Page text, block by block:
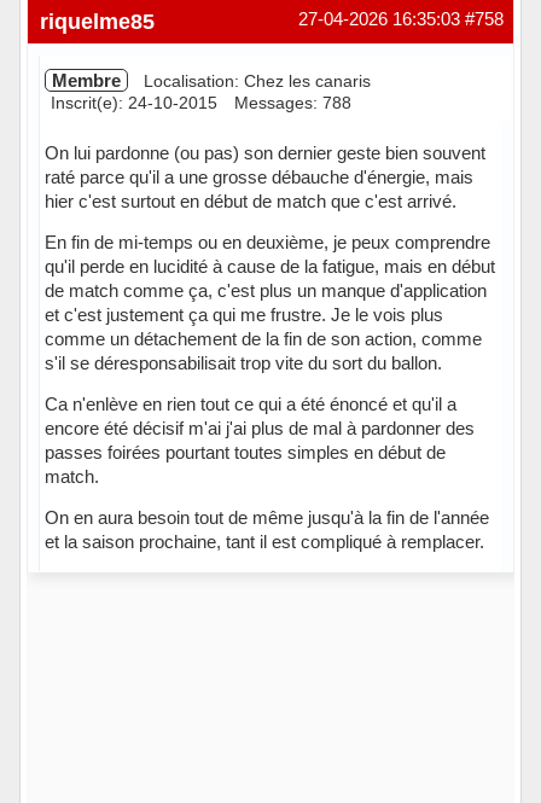
Hors ligne #758
27-04-2026 16:35:03
riquelme85
Membre
Localisation: Chez les canaris
Inscrit(e): 24-10-2015
Messages: 788
On lui pardonne (ou pas) son dernier geste bien souvent
raté parce qu'il a une grosse débauche d'énergie, mais
hier c'est surtout en début de match que c'est arrivé.
En fin de mi-temps ou en deuxième, je peux comprendre
qu'il perde en lucidité à cause de la fatigue, mais en début
de match comme ça, c'est plus un manque d'application
et c'est justement ça qui me frustre. Je le vois plus
comme un détachement de la fin de son action, comme
s'il se déresponsabilisait trop vite du sort du ballon.
Ca n'enlève en rien tout ce qui a été énoncé et qu'il a
encore été décisif m'ai j'ai plus de mal à pardonner des
passes foirées pourtant toutes simples en début de
match.
On en aura besoin tout de même jusqu'à la fin de l'année
et la saison prochaine, tant il est compliqué à remplacer.